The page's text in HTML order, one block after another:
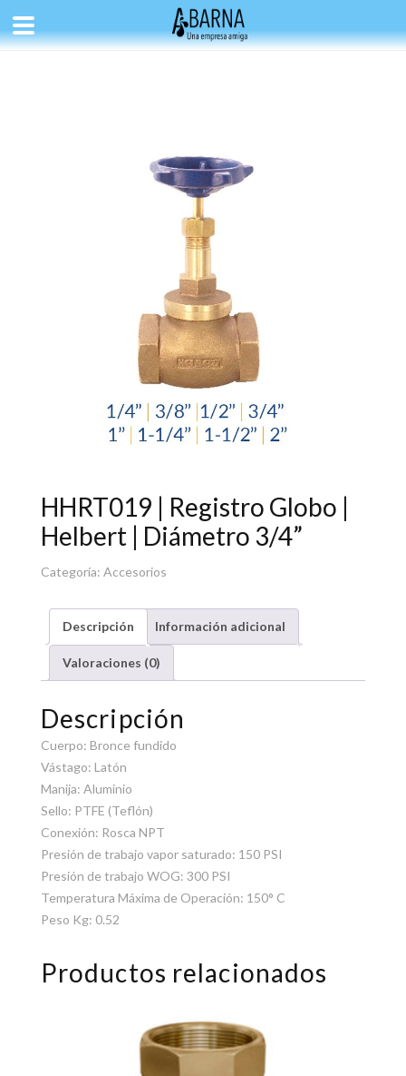
HHRT019 | Registro Globo |
Helbert | Diámetro 3/4”
Categoría: Accesorios
Descripción Información adicional
Valoraciones (0)
Descripción
Cuerpo: Bronce fundido
Vástago: Latón
Manija: Aluminio
Sello: PTFE (Teflón)
Conexión: Rosca NPT
Presión de trabajo vapor saturado: 150 PSI
Presión de trabajo WOG: 300 PSI
Temperatura Máxima de Operación: 150° C
Peso Kg: 0.52
Productos relacionados